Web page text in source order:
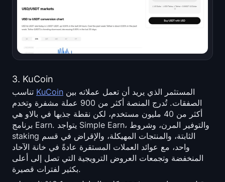
3. KuCoin
KuCoin
الصفقات. تُدرج المنصة أكثر من 900 عملة مشفرة وتخدم
أكثر من 40 مليون مستخدم، لكن نقطة جذبها في بالاو هي
برنامج Earn. يتواجد Simple Earn، والتوفير المرن، وشروط
staking الثابتة، والمنتجات المهيكلة، والإقراض في قسم
واحد، مع عوائد العملات المستقرة عادةً في خانة الآحاد
المنخفضة وتجمعات العروض الترويجية التي تصل إلى أعلى
بكثير لفترات قصيرة.